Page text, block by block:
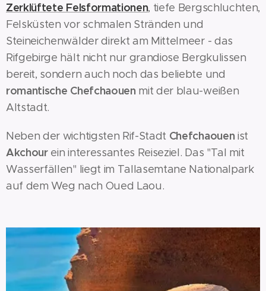
Zerklüftete Felsformationen, tiefe Bergschluchten,
Felsküsten vor schmalen Stränden und
Steineichenwälder direkt am Mittelmeer - das
Rifgebirge hält nicht nur grandiose Bergkulissen
bereit, sondern auch noch das beliebte und
romantische Chefchaouenmit der blau-weißen
Altstadt.
Neben der wichtigsten Rif-Stadt Chefchaouenist
Akchourein interessantes Reiseziel. Das "Tal mit
Wasserfällen" liegt im Tallasemtane Nationalpark
auf dem Weg nach Oued Laou.